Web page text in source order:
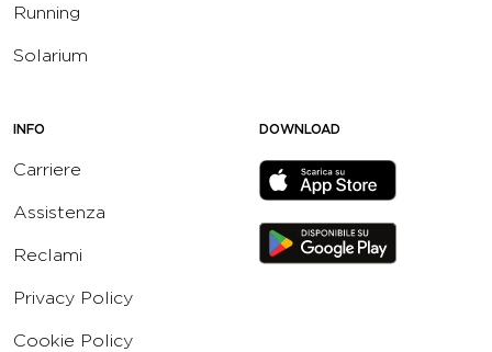
Running
Solarium
INFO
Carriere
Assistenza
Reclami
Privacy Policy
Cookie Policy
DOWNLOAD